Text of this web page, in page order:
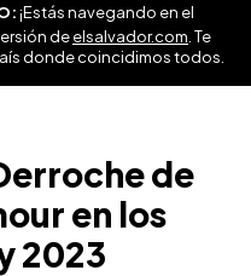
¡Estás navegando en el
deelsalvador.com . Te
donde coincidimos todos.
de
en los
2023